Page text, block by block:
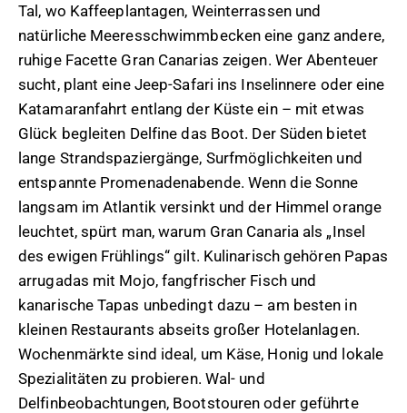
Tal, wo Kaffeeplantagen, Weinterrassen und
natürliche Meeresschwimmbecken eine ganz andere,
ruhige Facette Gran Canarias zeigen. Wer Abenteuer
sucht, plant eine Jeep-Safari ins Inselinnere oder eine
Katamaranfahrt entlang der Küste ein – mit etwas
Glück begleiten Delfine das Boot. Der Süden bietet
lange Strandspaziergänge, Surfmöglichkeiten und
entspannte Promenadenabende. Wenn die Sonne
langsam im Atlantik versinkt und der Himmel orange
leuchtet, spürt man, warum Gran Canaria als „Insel
des ewigen Frühlings“ gilt. Kulinarisch gehören Papas
arrugadas mit Mojo, fangfrischer Fisch und
kanarische Tapas unbedingt dazu – am besten in
kleinen Restaurants abseits großer Hotelanlagen.
Wochenmärkte sind ideal, um Käse, Honig und lokale
Spezialitäten zu probieren. Wal- und
Delfinbeobachtungen, Bootstouren oder geführte